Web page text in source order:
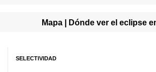
Mapa | Dónde ver el eclipse
SELECTIVIDAD